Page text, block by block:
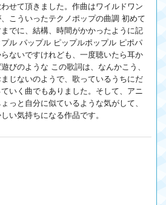
せて頂きました。作曲はワイルドワン
こういったテクノポップの曲調 初めて
でに、結構、時間がかかったように記
ル パップル ピップルポップル ピポパ
ないですけれども、一度聴いたら耳か
びのような この歌詞は、なんかこう、
じないのようで、歌っているうちにだ
いく曲でもありました。そして、アニ
っと自分に似ているような気がして、
い気持ちになる作品です。